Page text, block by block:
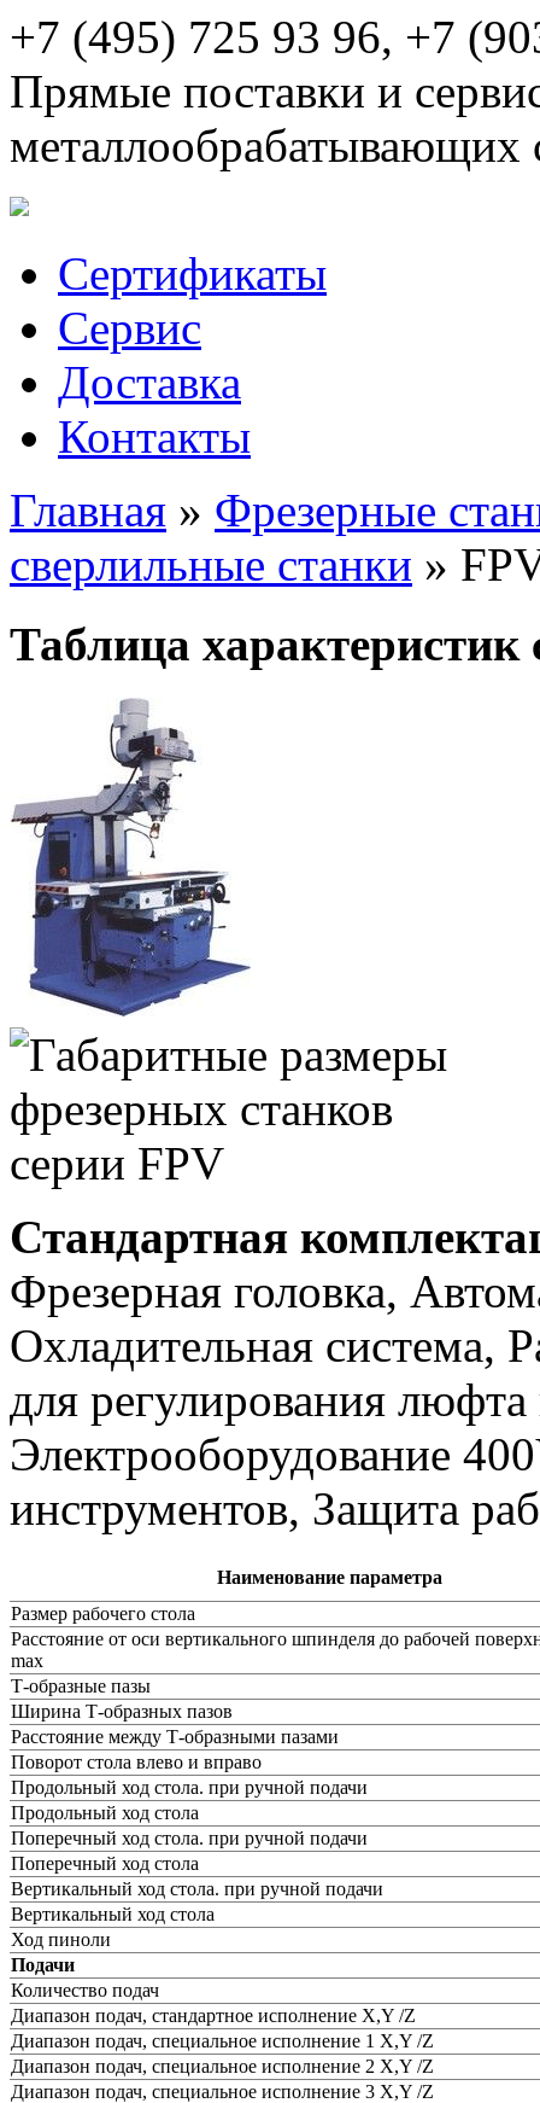
+7 (495) 725 93 96, +7
Прямые поставки и
металлообрабатывающих
Сертификаты
Сервис
Доставка
Контакты
Главная » Фрезерные
сверлильные станки »
Таблица характеристик
Стандартная
Фрезерная головка,
Охладительная система,
для регулирования
Электрооборудование
инструментов, Защита
Наименование параметра
Размер рабочего стола
Расстояние от оси вертикального шпинделя до рабочей
max
Т-образные пазы
Ширина Т-образных пазов
Расстояние между Т-образными пазами
Поворот стола влево и вправо
Продольный ход стола. при ручной подачи
Продольный ход стола
Поперечный ход стола. при ручной подачи
Поперечный ход стола
Вертикальный ход стола. при ручной подачи
Вертикальный ход стола
Ход пиноли
Подачи
Количество подач
Диапазон подач, стандартное исполнение X,Y /Z
Диапазон подач, специальное исполнение 1 X,Y /Z
Диапазон подач, специальное исполнение 2 X,Y /Z
Диапазон подач, специальное исполнение 3 X,Y /Z